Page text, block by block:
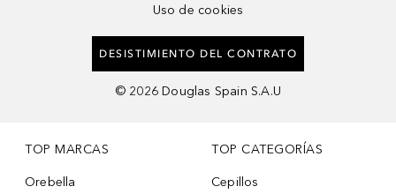
Uso de cookies
DESISTIMIENTO DEL CONTRATO
© 2026 Douglas Spain S.A.U
TOP MARCAS
Orebella
TOP CATEGORÍAS
Cepillos